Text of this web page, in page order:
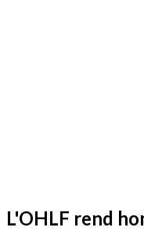
L'OHLF rend